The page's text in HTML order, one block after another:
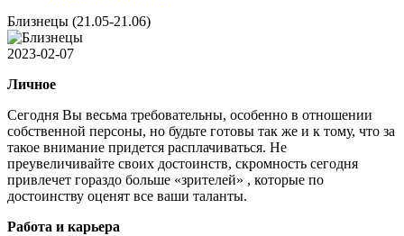
Близнецы (21.05-21.06)
2023-02-07
Личное
Сегодня Вы весьма требовательны, особенно в отношении
собственной персоны, но будьте готовы так же и к тому, что за
такое внимание придется расплачиваться. Не
преувеличивайте своих достоинств, скромность сегодня
привлечет гораздо больше «зрителей» , которые по
достоинству оценят все ваши таланты.
Работа и карьера